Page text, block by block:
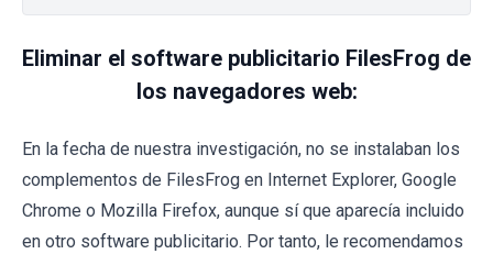
Eliminar el software publicitario FilesFrog de
los navegadores web:
En la fecha de nuestra investigación, no se instalaban los
complementos de FilesFrog en Internet Explorer, Google
Chrome o Mozilla Firefox, aunque sí que aparecía incluido
en otro software publicitario. Por tanto, le recomendamos